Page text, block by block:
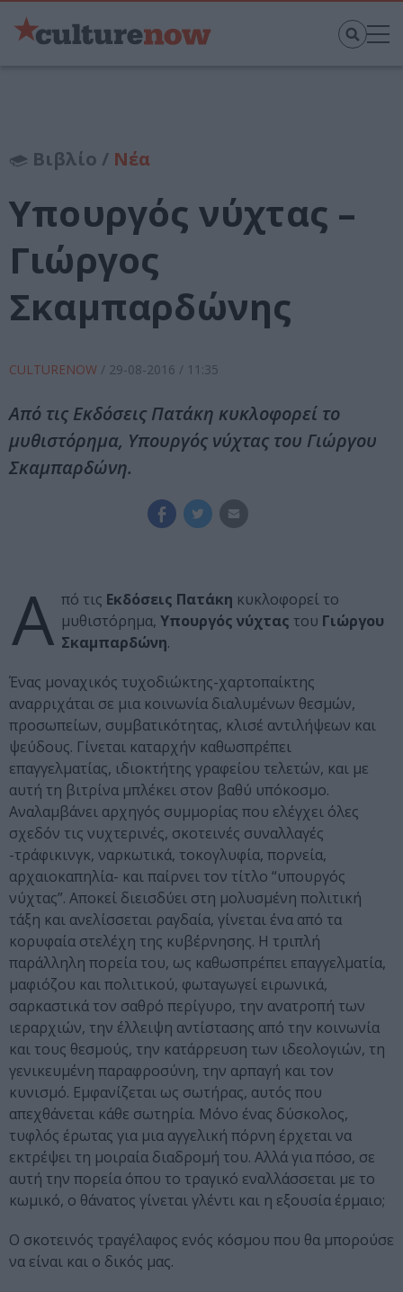
Βιβλίο / Νέα
Υπουργός νύχτας –
Γιώργος
Σκαμπαρδώνης
CULTURENOW / 29-08-2016 / 11:35
Από τις Εκδόσεις Πατάκη κυκλοφορεί το
μυθιστόρημα, Υπουργός νύχτας του Γιώργου
Σκαμπαρδώνη.
Α πό τις Εκδόσεις Πατάκη κυκλοφορεί το
μυθιστόρημα, Υπουργός νύχτας του Γιώργου
Σκαμπαρδώνη.
Ένας μοναχικός τυχοδιώκτης-χαρτοπαίκτης
αναρριχάται σε μια κοινωνία διαλυμένων θεσμών,
προσωπείων, συμβατικότητας, κλισέ αντιλήψεων και
ψεύδους. Γίνεται καταρχήν καθωσπρέπει
επαγγελματίας, ιδιοκτήτης γραφείου τελετών, και με
αυτή τη βιτρίνα μπλέκει στον βαθύ υπόκοσμο.
Αναλαμβάνει αρχηγός συμμορίας που ελέγχει όλες
σχεδόν τις νυχτερινές, σκοτεινές συναλλαγές
-τράφικινγκ, ναρκωτικά, τοκογλυφία, πορνεία,
αρχαιοκαπηλία- και παίρνει τον τίτλο “υπουργός
νύχτας”. Αποκεί διεισδύει στη μολυσμένη πολιτική
τάξη και ανελίσσεται ραγδαία, γίνεται ένα από τα
κορυφαία στελέχη της κυβέρνησης. Η τριπλή
παράλληλη πορεία του, ως καθωσπρέπει επαγγελματία,
μαφιόζου και πολιτικού, φωταγωγεί ειρωνικά,
σαρκαστικά τον σαθρό περίγυρο, την ανατροπή των
ιεραρχιών, την έλλειψη αντίστασης από την κοινωνία
και τους θεσμούς, την κατάρρευση των ιδεολογιών, τη
γενικευμένη παραφροσύνη, την αρπαγή και τον
κυνισμό. Εμφανίζεται ως σωτήρας, αυτός που
απεχθάνεται κάθε σωτηρία. Μόνο ένας δύσκολος,
τυφλός έρωτας για μια αγγελική πόρνη έρχεται να
εκτρέψει τη μοιραία διαδρομή του. Αλλά για πόσο, σε
αυτή την πορεία όπου το τραγικό εναλλάσσεται με το
κωμικό, ο θάνατος γίνεται γλέντι και η εξουσία έρμαιο;
Ο σκοτεινός τραγέλαφος ενός κόσμου που θα μπορούσε
να είναι και ο δικός μας.